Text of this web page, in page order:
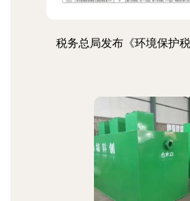
税务总局发布《环境保护